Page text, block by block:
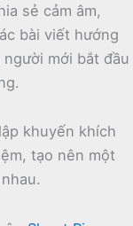
sẻ cảm âm,
bài viết hướng
mới bắt đầu
khuyến khích
tạo nên một